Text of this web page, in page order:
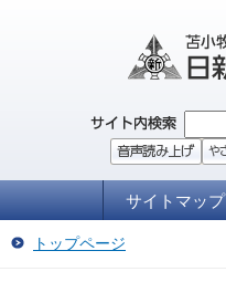
サイトマップ
トップページ